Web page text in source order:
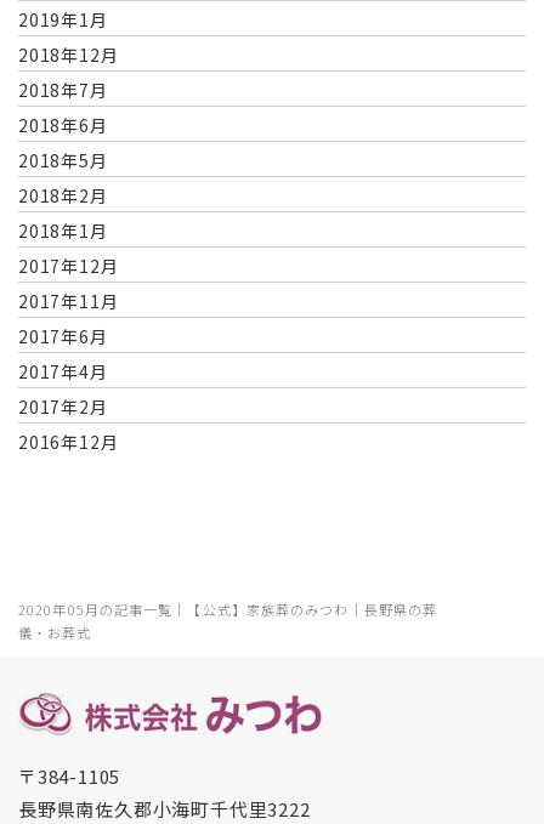
2020年05月の記事一覧｜【公式】家族葬のみつわ｜長野県の葬
儀・お葬式
2019年1月
2018年12月
2018年7月
2018年6月
2018年5月
2018年2月
2018年1月
2017年12月
2017年11月
2017年6月
2017年4月
2017年2月
2016年12月
〒384-1105
長野県南佐久郡小海町千代里3222